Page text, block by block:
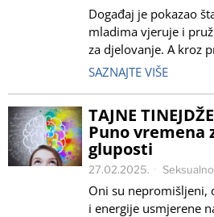
Događaj je pokazao
mladima vjeruje i
za djelovanje. A kroz
SAZNAJTE VIŠE
TAJNE
Puno vremena
gluposti
27.02.2025.
Oni su nepromišljeni,
i energije usmjerene